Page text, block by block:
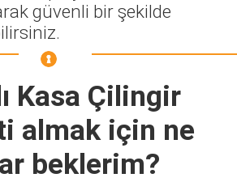
güvenli bir şekilde
Kasa Çilingir
almak için ne
beklerim?